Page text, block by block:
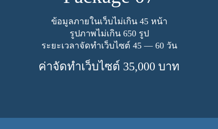
ข้อมูลภายในเว็บไม่เกิน 45หน้า
รูปภาพไม่เกิน 650รูป
ระยะเวลาจัดทำเว็บไซต์ 45— 60วัน
ค่าจัดทำเว็บไซต์ 35,000 บาท